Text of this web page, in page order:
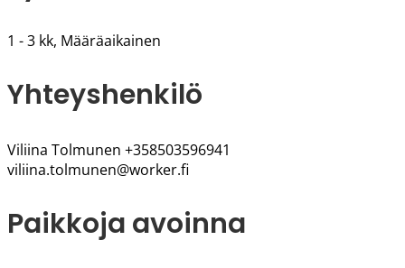
1 - 3 kk, Määräaikainen
Yhteyshenkilö
Viliina Tolmunen +358503596941
viliina.tolmunen@worker.fi
Paikkoja avoinna